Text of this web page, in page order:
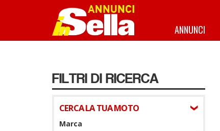
ANNUNCI
FILTRI DI RICERCA
CERCA LA TUA MOTO
Marca